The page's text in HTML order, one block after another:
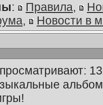
: Правила,
, Новости в